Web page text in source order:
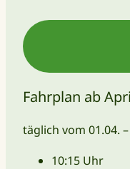
Fahrplan ab
täglich vom 01.04.
10:15 Uhr